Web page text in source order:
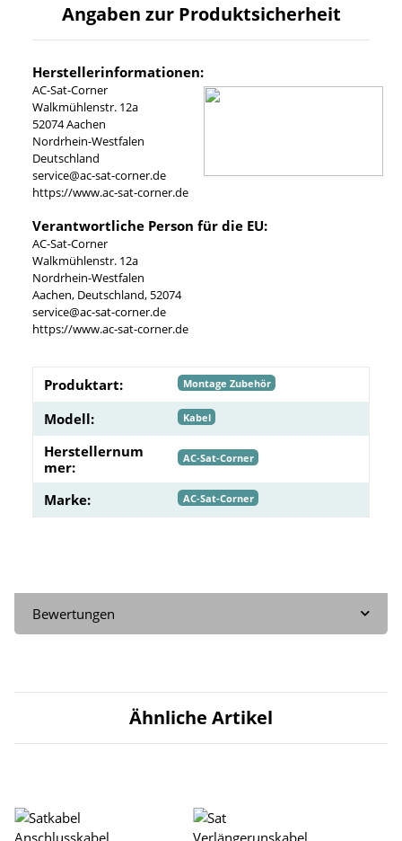
Angaben zur Produktsicherheit
Herstellerinformationen:
AC-Sat-Corner
Walkmühlenstr. 12a
52074 Aachen
Nordrhein-Westfalen
Deutschland
service@ac-sat-corner.de
https://www.ac-sat-corner.de
Verantwortliche Person für die EU:
AC-Sat-Corner
Walkmühlenstr. 12a
Nordrhein-Westfalen
Aachen, Deutschland, 52074
service@ac-sat-corner.de
https://www.ac-sat-corner.de
Produktart: Montage Zubehör
Modell: Kabel
Herstellernum
mer:
AC-Sat-Corner
Marke: AC-Sat-Corner
Bewertungen
Ähnliche Artikel